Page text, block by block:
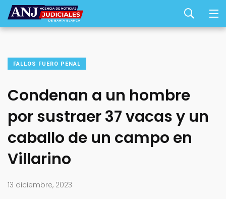
FALLOS FUERO PENAL
Condenan a un hombre
por sustraer 37 vacas y un
caballo de un campo en
Villarino
13 diciembre, 2023